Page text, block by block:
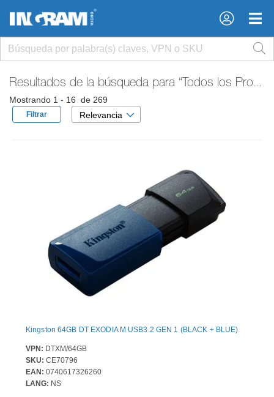
×
×
Resultados de la búsqueda para “Todos los Productos”
Mostrando 1 - 16 de 269
Filtrar Relevancia
Kingston 64GB DT EXODIA M USB3.2 GEN 1 (BLACK + BLUE)
VPN: DTXM/64GB
SKU: CE70796
EAN: 0740617326260
LANG: NS